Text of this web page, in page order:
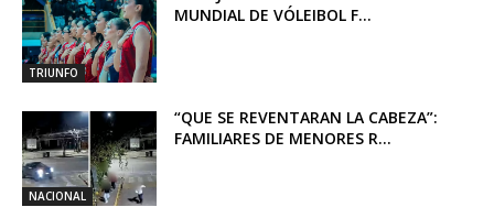
TRIUNFO
MUNDIAL DE VÓLEIBOL F...
NACIONAL
“QUE SE REVENTARAN LA CABEZA”:
FAMILIARES DE MENORES R...